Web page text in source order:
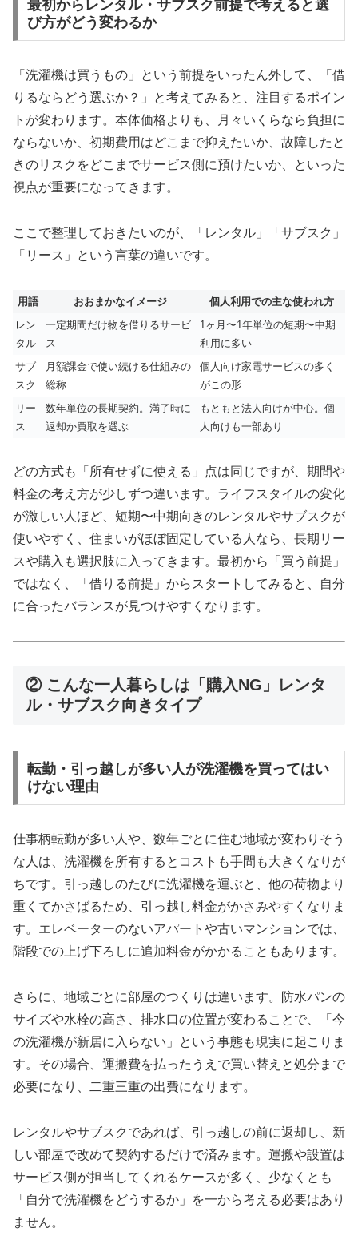
最初からレンタル・サブスク前提で考えると選
び方がどう変わるか
「洗濯機は買うもの」という前提をいったん外して、「借
りるならどう選ぶか？」と考えてみると、注目するポイン
トが変わります。本体価格よりも、月々いくらなら負担に
ならないか、初期費用はどこまで抑えたいか、故障したと
きのリスクをどこまでサービス側に預けたいか、といった
視点が重要になってきます。
ここで整理しておきたいのが、「レンタル」「サブスク」
「リース」という言葉の違いです。
用語 おおまかなイメージ
個人利用での主な使われ方
レン
タル
一定期間だけ物を借りるサービ
ス
1ヶ月〜1年単位の短期〜中期
利用に多い
サブ
スク
月額課金で使い続ける仕組みの
総称
個人向け家電サービスの多く
がこの形
リー
ス
数年単位の長期契約。満了時に
返却か買取を選ぶ
もともと法人向けが中心。個
人向けも一部あり
どの方式も「所有せずに使える」点は同じですが、期間や
料金の考え方が少しずつ違います。ライフスタイルの変化
が激しい人ほど、短期〜中期向きのレンタルやサブスクが
使いやすく、住まいがほぼ固定している人なら、長期リー
スや購入も選択肢に入ってきます。最初から「買う前提」
ではなく、「借りる前提」からスタートしてみると、自分
に合ったバランスが見つけやすくなります。
② こんな一人暮らしは「購入NG」レンタ
ル・サブスク向きタイプ
転勤・引っ越しが多い人が洗濯機を買ってはい
けない理由
仕事柄転勤が多い人や、数年ごとに住む地域が変わりそう
な人は、洗濯機を所有するとコストも手間も大きくなりが
ちです。引っ越しのたびに洗濯機を運ぶと、他の荷物より
重くてかさばるため、引っ越し料金がかさみやすくなりま
す。エレベーターのないアパートや古いマンションでは、
階段での上げ下ろしに追加料金がかかることもあります。
さらに、地域ごとに部屋のつくりは違います。防水パンの
サイズや水栓の高さ、排水口の位置が変わることで、「今
の洗濯機が新居に入らない」という事態も現実に起こりま
す。その場合、運搬費を払ったうえで買い替えと処分まで
必要になり、二重三重の出費になります。
レンタルやサブスクであれば、引っ越しの前に返却し、新
しい部屋で改めて契約するだけで済みます。運搬や設置は
サービス側が担当してくれるケースが多く、少なくとも
「自分で洗濯機をどうするか」を一から考える必要はあり
ません。